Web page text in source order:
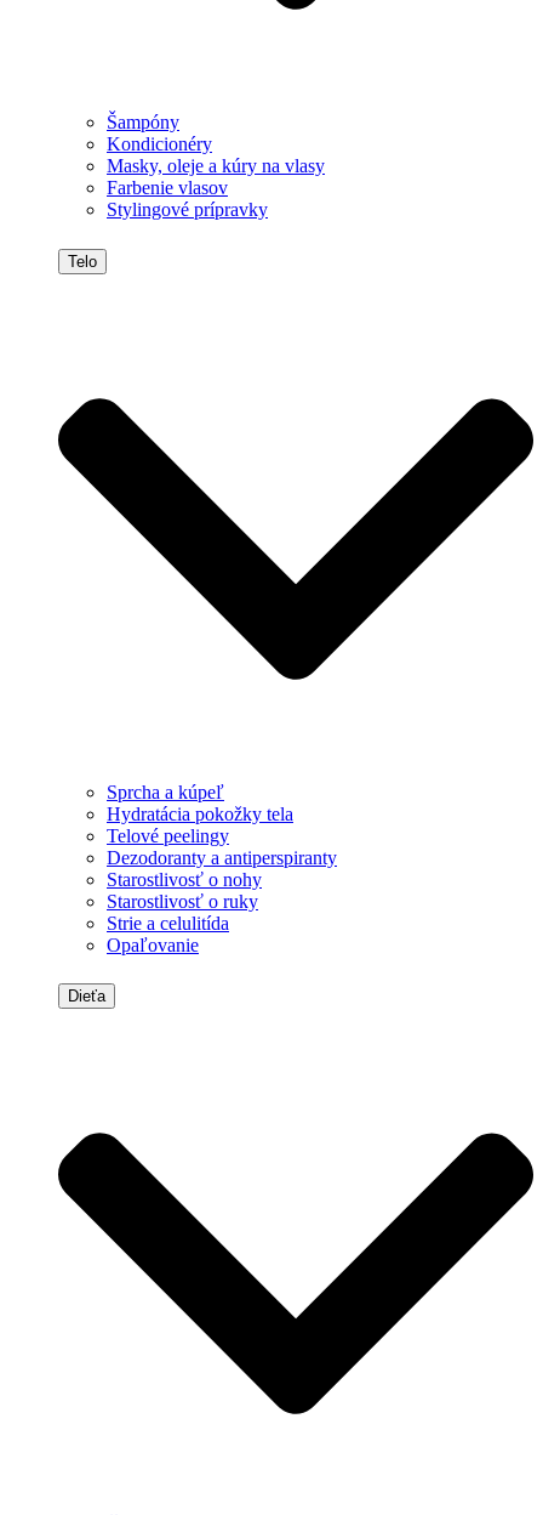
Šampóny
Kondicionéry
Masky, oleje a kúry na vlasy
Farbenie vlasov
Stylingové prípravky
Telo
Sprcha a kúpeľ
Hydratácia pokožky tela
Telové peelingy
Dezodoranty a antiperspiranty
Starostlivosť o nohy
Starostlivosť o ruky
Strie a celulitída
Opaľovanie
Dieťa